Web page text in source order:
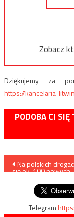
Zobacz
Dziękujemy za
https://kancelaria-
PODOBA CI SIĘ
Nawigacja
wpisu
Na polskich
się ok. 100 nowych
Telegram